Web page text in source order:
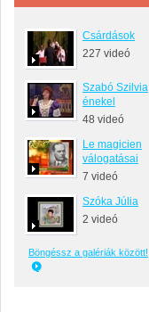
Csárdások
227 videó
Szabó Szilvia
énekel
48 videó
Le magicien
válogatásai
7 videó
Szóka Júlia
2 videó
Böngéssz a galériák között!